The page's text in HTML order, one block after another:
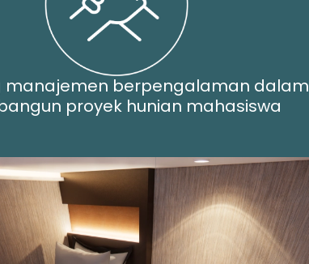
manajemen berpengalaman dalam
proyek hunian mahasiswa